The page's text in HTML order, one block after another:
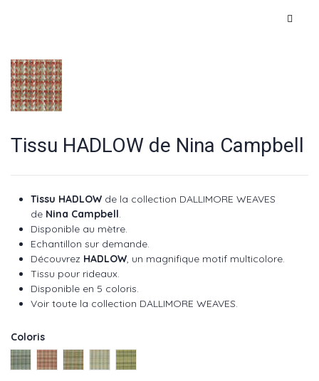
Tissu HADLOW de Nina Campbell
Tissu HADLOW de la collection DALLIMORE WEAVES
de Nina Campbell
Disponible au mètre.
Echantillon sur demande.
Découvrez HADLOW , un magnifique motif multicolore.
Tissu pour rideaux.
Disponible en 5 coloris.
Voir toute la collection DALLIMORE WEAVES
Coloris
Blue ref NCF4521-01
Coral ref NCF4521-02
Turquoise ref NCF4521-03
Aqua ref NCF4521-04
Green ref NCF4521-05